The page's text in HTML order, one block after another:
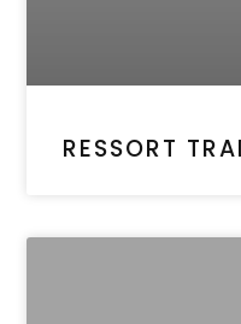
RESSORT